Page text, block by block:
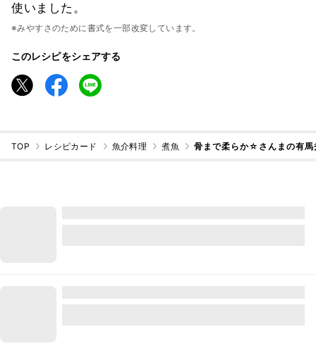
使いました。
※みやすさのために書式を一部改変しています。
このレシピをシェアする
TOP レシピカード 魚介料理 煮魚 骨まで柔らか☆さんまの有馬